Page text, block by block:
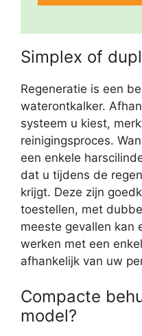
Simplex of
Regeneratie is een
waterontkalker.
systeem u kiest,
reinigingsproces.
een enkele
dat u tijdens de
krijgt. Deze zijn
toestellen, met
meeste gevallen kan
werken met een
afhankelijk van uw
Compacte
model?